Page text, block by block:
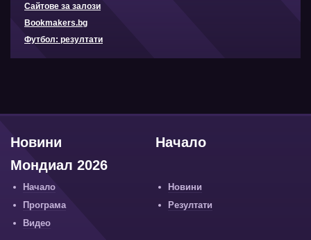
Сайтове за залози
Bookmakers.bg
Футбол: резултати
Начало
Новини
Мондиал 2026
Начало
Новини
Програма
Резултати
Видео